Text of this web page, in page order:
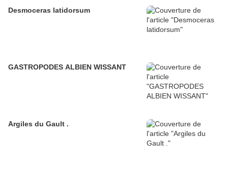
Desmoceras latidorsum
GASTROPODES ALBIEN WISSANT
Argiles du Gault .